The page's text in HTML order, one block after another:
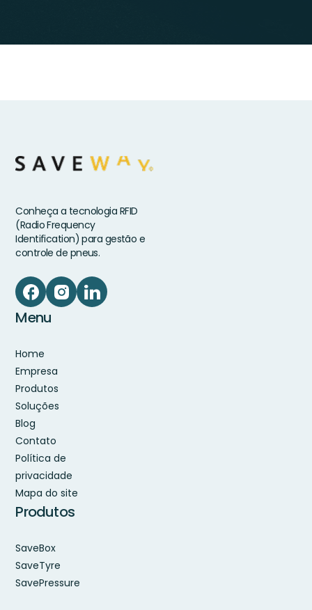
Conheça a tecnologia RFID
(Radio Frequency
Identification) para gestão e
controle de pneus.
Menu
Home
Empresa
Produtos
Soluções
Blog
Contato
Política de
privacidade
Mapa do site
Produtos
SaveBox
SaveTyre
SavePressure